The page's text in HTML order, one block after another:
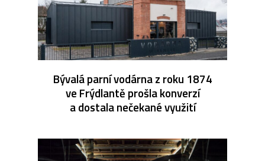
Bývalá parní vodárna z roku 1874
ve Frýdlantě prošla konverzí
a dostala nečekané využití